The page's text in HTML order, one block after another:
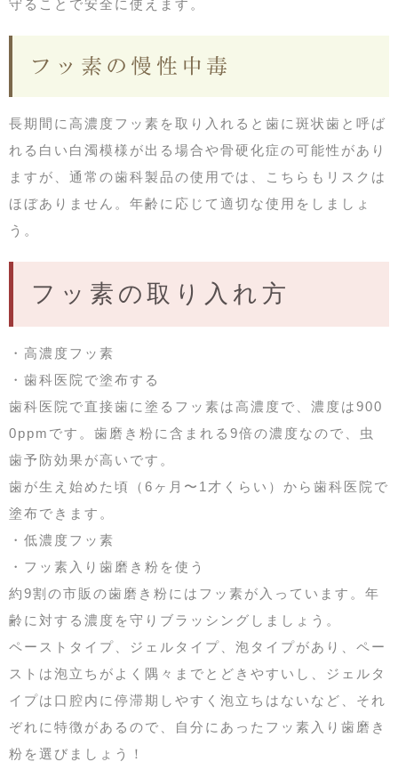
守ることで安全に使えます。
フッ素の慢性中毒
長期間に高濃度フッ素を取り入れると歯に斑状歯と呼ば
れる白い白濁模様が出る場合や骨硬化症の可能性があり
ますが、通常の歯科製品の使用では、こちらもリスクは
ほぼありません。年齢に応じて適切な使用をしましょ
う。
フッ素の取り入れ方
・高濃度フッ素
・歯科医院で塗布する
歯科医院で直接歯に塗るフッ素は高濃度で、濃度は900
0ppmです。歯磨き粉に含まれる9倍の濃度なので、虫
歯予防効果が高いです。
歯が生え始めた頃（6ヶ月〜1才くらい）から歯科医院で
塗布できます。
・低濃度フッ素
・フッ素入り歯磨き粉を使う
約9割の市販の歯磨き粉にはフッ素が入っています。年
齢に対する濃度を守りブラッシングしましょう。
ペーストタイプ、ジェルタイプ、泡タイプがあり、ペー
ストは泡立ちがよく隅々までとどきやすいし、ジェルタ
イプは口腔内に停滞期しやすく泡立ちはないなど、それ
ぞれに特徴があるので、自分にあったフッ素入り歯磨き
粉を選びましょう！